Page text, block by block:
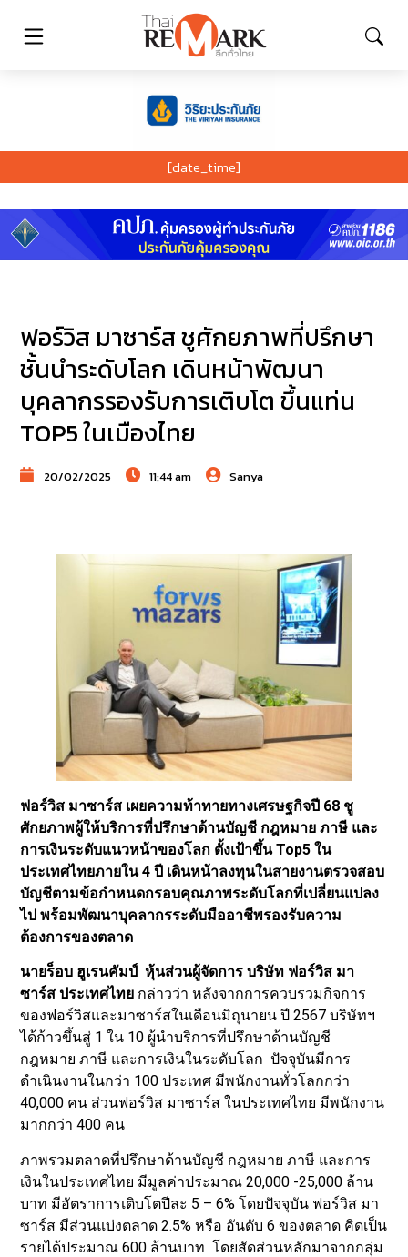
[date_time]
ฟอร์วิส มาซาร์ส ชูศักยภาพที่ปรึกษา
ชั้นนำระดับโลก เดินหน้าพัฒนา
บุคลากรรองรับการเติบโต ขึ้นแท่น
TOP5 ในเมืองไทย
20/02/2025 11:44 am Sanya
ฟอร์วิส มาซาร์ส เผยความท้าทายทางเศรษฐกิจปี 68 ชู
ศักยภาพผู้ให้บริการที่ปรึกษาด้านบัญชี กฎหมาย ภาษี และ
การเงินระดับแนวหน้าของโลก ตั้งเป้าขึ้น Top5 ใน
ประเทศไทยภายใน 4 ปี เดินหน้าลงทุนในสายงานตรวจสอบ
บัญชีตามข้อกำหนดกรอบคุณภาพระดับโลกที่เปลี่ยนแปลง
ไป พร้อมพัฒนาบุคลากรระดับมืออาชีพรองรับความ
ต้องการของตลาด
นายร็อบ ฮูเรนคัมป์ หุ้นส่วนผู้จัดการ บริษัท ฟอร์วิส มา
ซาร์ส ประเทศไทย กล่าวว่า หลังจากการควบรวมกิจการ
ของฟอร์วิสและมาซาร์สในเดือนมิถุนายน ปี 2567 บริษัทฯ
ได้ก้าวขึ้นสู่ 1 ใน 10 ผู้นำบริการที่ปรึกษาด้านบัญชี
กฎหมาย ภาษี และการเงินในระดับโลก ปัจจุบันมีการ
ดำเนินงานในกว่า 100 ประเทศ มีพนักงานทั่วโลกกว่า
40,000 คน ส่วนฟอร์วิส มาซาร์ส ในประเทศไทย มีพนักงาน
มากกว่า 400 คน
ภาพรวมตลาดที่ปรึกษาด้านบัญชี กฎหมาย ภาษี และการ
เงินในประเทศไทย มีมูลค่าประมาณ 20,000 -25,000 ล้าน
บาท มีอัตราการเติบโตปีละ 5 – 6% โดยปัจจุบัน ฟอร์วิส มา
ซาร์ส มีส่วนแบ่งตลาด 2.5% หรือ อันดับ 6 ของตลาด คิดเป็น
รายได้ประมาณ 600 ล้านบาท โดยสัดส่วนหลักมาจากกลุ่ม